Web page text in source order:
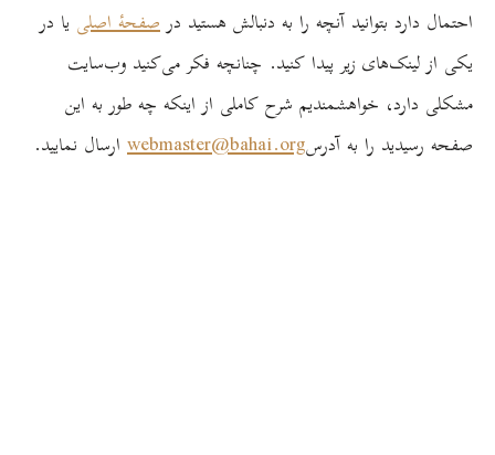
احتمال دارد بتوانید آنچه را به دنبالش هستید درصفحۀ اصلی یا در
یکی از لینک‌های زیر پیدا کنید. چنانچه فکر می‌کنید وب‌سایت
مشکلی دارد، خواهشمندیم شرح کاملی از اینکه چه طور به این
صفحه رسیدید را به آدرسwebmaster@bahai.orgارسال نمایید.